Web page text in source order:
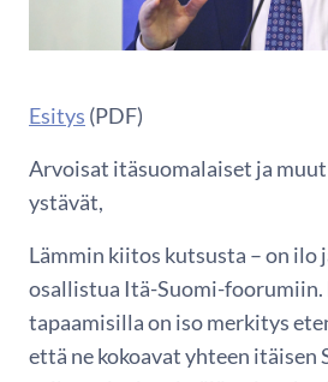
Esitys (PDF)
Arvoisat itäsuomalaiset ja
ystävät,
Lämmin kiitos kutsusta – on ilo
osallistua Itä-Suomi-
tapaamisilla on iso merkitys
että ne kokoavat yhteen itäisen